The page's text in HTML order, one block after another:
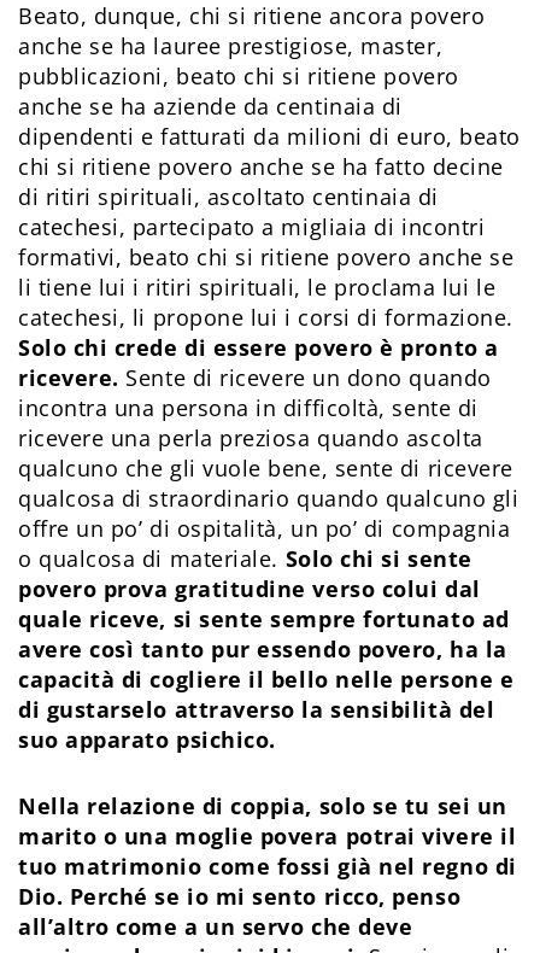
Beato, dunque, chi si ritiene ancora povero
anche se ha lauree prestigiose, master,
pubblicazioni, beato chi si ritiene povero
anche se ha aziende da centinaia di
dipendenti e fatturati da milioni di euro, beato
chi si ritiene povero anche se ha fatto decine
di ritiri spirituali, ascoltato centinaia di
catechesi, partecipato a migliaia di incontri
formativi, beato chi si ritiene povero anche se
li tiene lui i ritiri spirituali, le proclama lui le
catechesi, li propone lui i corsi di formazione.
Solo chi crede di essere povero è pronto a
ricevere. Sente di ricevere un dono quando
incontra una persona in difficoltà, sente di
ricevere una perla preziosa quando ascolta
qualcuno che gli vuole bene, sente di ricevere
qualcosa di straordinario quando qualcuno gli
offre un po’ di ospitalità, un po’ di compagnia
o qualcosa di materiale. Solo chi si sente
povero prova gratitudine verso colui dal
quale riceve, si sente sempre fortunato ad
avere così tanto pur essendo povero, ha la
capacità di cogliere il bello nelle persone e
di gustarselo attraverso la sensibilità del
suo apparato psichico.
Nella relazione di coppia, solo se tu sei un
marito o una moglie povera potrai vivere il
tuo matrimonio come fossi già nel regno di
Dio. Perché se io mi sento ricco, penso
all’altro come a un servo che deve